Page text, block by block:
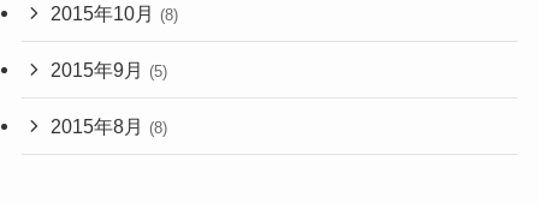
2015年10月 (8)
2015年9月 (5)
2015年8月 (8)